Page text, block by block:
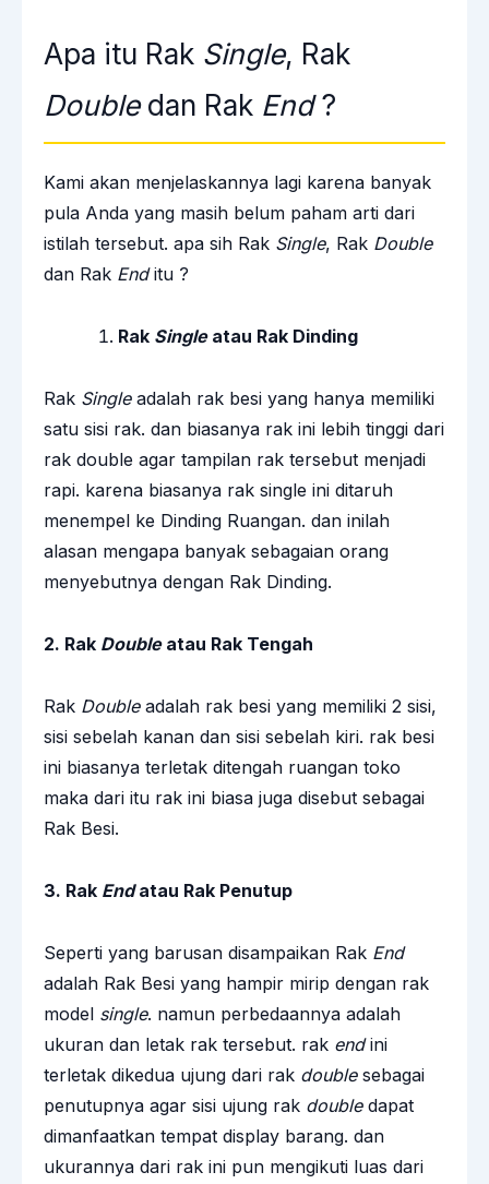
Apa itu Rak Single, Rak
Doubledan Rak End?
Kami akan menjelaskannya lagi karena banyak
pula Anda yang masih belum paham arti dari
istilah tersebut. apa sih Rak Single, Rak Double
dan Rak Enditu ?
Rak Singleatau Rak Dinding
Rak Singleadalah rak besi yang hanya memiliki
satu sisi rak. dan biasanya rak ini lebih tinggi dari
rak double agar tampilan rak tersebut menjadi
rapi. karena biasanya rak single ini ditaruh
menempel ke Dinding Ruangan. dan inilah
alasan mengapa banyak sebagaian orang
menyebutnya dengan Rak Dinding.
2. Rak Doubleatau Rak Tengah
Rak Doubleadalah rak besi yang memiliki 2 sisi,
sisi sebelah kanan dan sisi sebelah kiri. rak besi
ini biasanya terletak ditengah ruangan toko
maka dari itu rak ini biasa juga disebut sebagai
Rak Besi.
3. Rak Endatau Rak Penutup
Seperti yang barusan disampaikan Rak End
adalah Rak Besi yang hampir mirip dengan rak
model single. namun perbedaannya adalah
ukuran dan letak rak tersebut. rak endini
terletak dikedua ujung dari rak doublesebagai
penutupnya agar sisi ujung rak doubledapat
dimanfaatkan tempat display barang. dan
ukurannya dari rak ini pun mengikuti luas dari